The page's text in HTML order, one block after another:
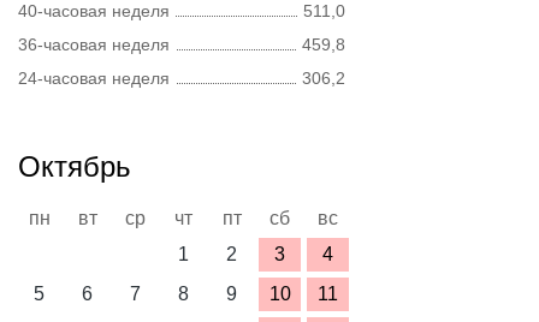
40-часовая неделя
511,0
36-часовая неделя
459,8
24-часовая неделя
306,2
Октябрь
пн вт ср чт пт сб
вс
1
2 3
4
5
6 7 8 9 10
11